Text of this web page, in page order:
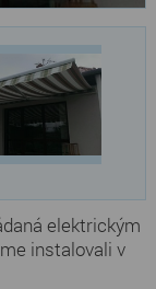
elektrickým
instalovali v